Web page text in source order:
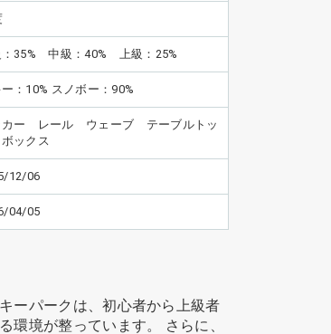
：35% 中級：40% 上級：25%
：10% スノボー：90%
カー レール ウェーブ テーブルトッ
ックス
12/06
04/05
ーパークは、初心者から上級者
境が整っています。 さらに、